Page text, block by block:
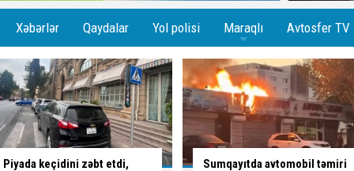
Xəbərlər Qaydalar Yol polisi Maraqlı Avtosfer TV
Sumqayıtda avtomobil təmiri
Maşın işıq dirəyinə çırpıldı -